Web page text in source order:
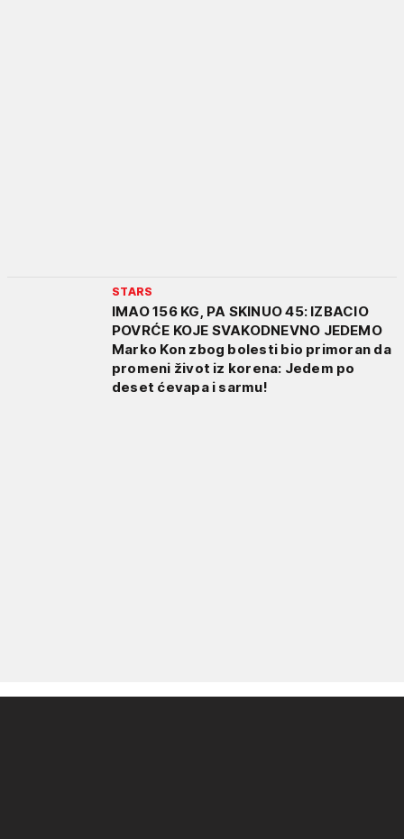
STARS
IMAO 156 KG, PA SKINUO 45: IZBACIO
POVRĆE KOJE SVAKODNEVNO JEDEMO
Marko Kon zbog bolesti bio primoran da
promeni život iz korena: Jedem po
deset ćevapa i sarmu!